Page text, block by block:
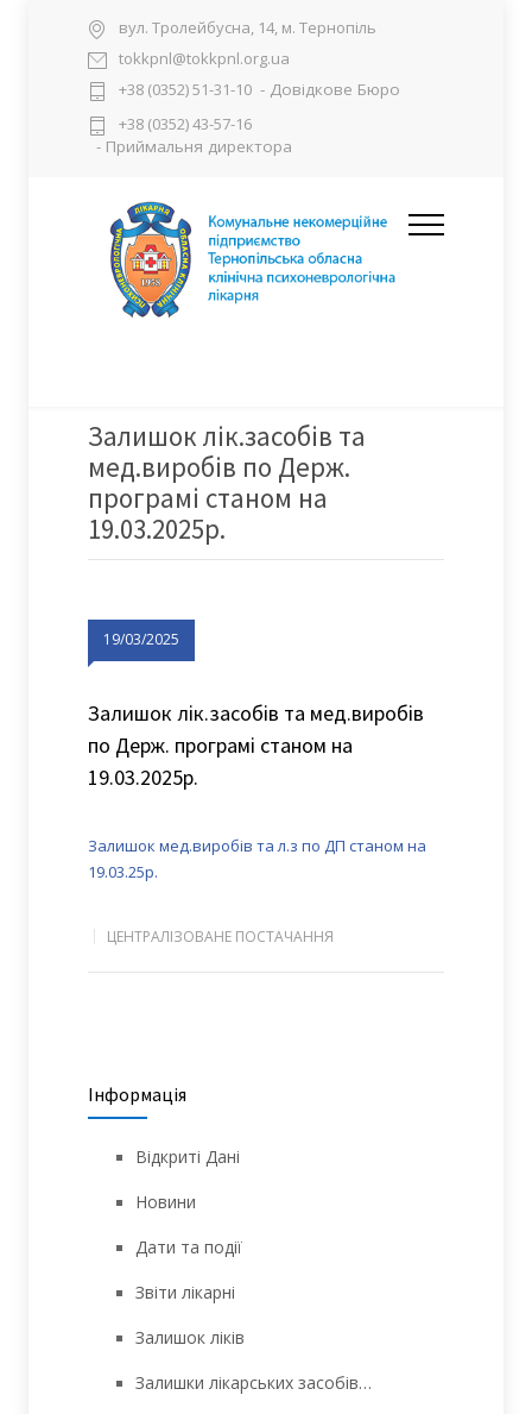
вул. Тролейбусна, 14, м. Тернопіль
tokkpnl@tokkpnl.org.ua
+38 (0352) 51-31-10 - Довідкове Бюро
+38 (0352) 43-57-16
- Приймальня директора
Залишок лік.засобів та
мед.виробів по Держ.
програмі станом на
19.03.2025р.
19/03/2025
Залишок лік.засобів та мед.виробів
по Держ. програмі станом на
19.03.2025р.
Залишок мед.виробів та л.з по ДП станом на
19.03.25р.
ЦЕНТРАЛІЗОВАНЕ ПОСТАЧАННЯ
Інформація
Відкриті Дані
Новини
Дати та події
Звіти лікарні
Залишок ліків
Залишки лікарських засобів…